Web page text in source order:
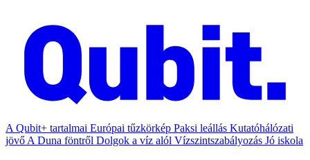
A Qubit+ tartalmai Európai tűzkörkép Paksi leállás Kutatóhálózati
jövő A Duna föntről Dolgok a víz alól Vízszintszabályozás Jó iskola